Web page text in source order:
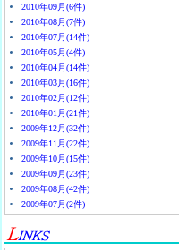
2010年09月(6件)
2010年08月(7件)
2010年07月(14件)
2010年05月(4件)
2010年04月(14件)
2010年03月(16件)
2010年02月(12件)
2010年01月(21件)
2009年12月(32件)
2009年11月(22件)
2009年10月(15件)
2009年09月(23件)
2009年08月(42件)
2009年07月(2件)